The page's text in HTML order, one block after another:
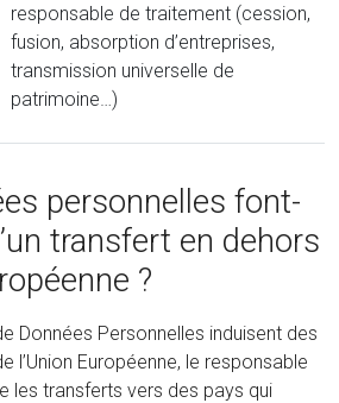
responsable de traitement (cession,
fusion, absorption d’entreprises,
transmission universelle de
patrimoine…)
personnelles font-
transfert en dehors
?
Données Personnelles induisent des
l’Union Européenne, le responsable
les transferts vers des pays qui